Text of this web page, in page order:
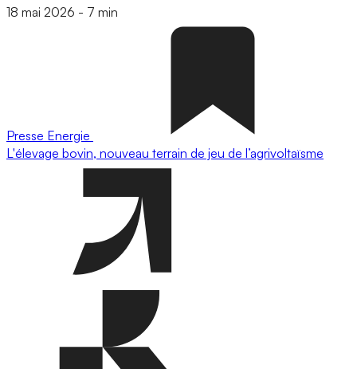
18 mai 2026 - 7 min
Presse Energie
L'élevage bovin, nouveau terrain de jeu de l’agrivoltaïsme